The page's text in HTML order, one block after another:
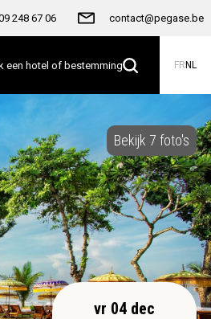
248 67 06 contact@pegase.be
een hotel of bestemming FR NL
Bekijk 7 foto's
vr 04 dec